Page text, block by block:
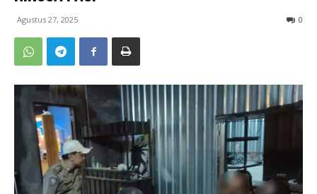
Agustus 27, 2025 0